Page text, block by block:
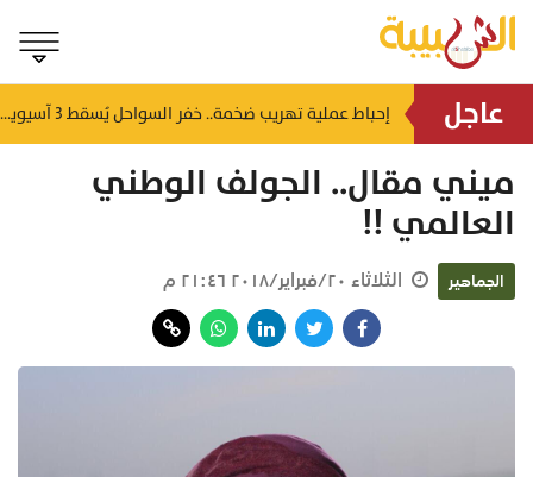
عاجل منذ ٦ ساعات إحباط عملية تهريب ضخمة.. خفر السواحل يُسقط 3 آسيويين بحوزتهم 66 كجم من الكريستال
ميني مقال.. الجولف الوطني
العالمي !!
الجماهير الثلاثاء ٢٠/فبراير/٢٠١٨ ٢١:٤٦ م